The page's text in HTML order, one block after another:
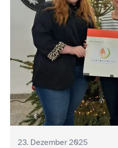
23. Dezember 2025